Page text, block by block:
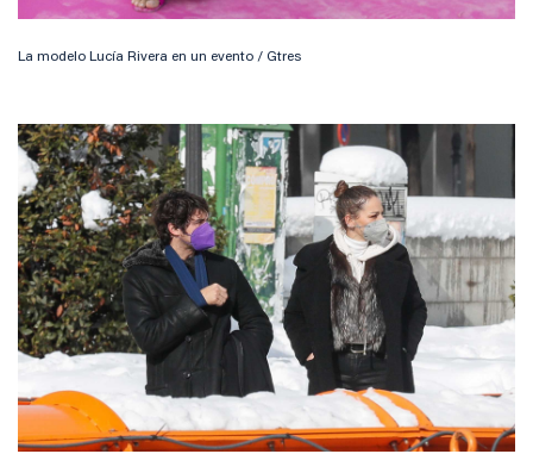
La modelo Lucía Rivera en un evento / Gtres